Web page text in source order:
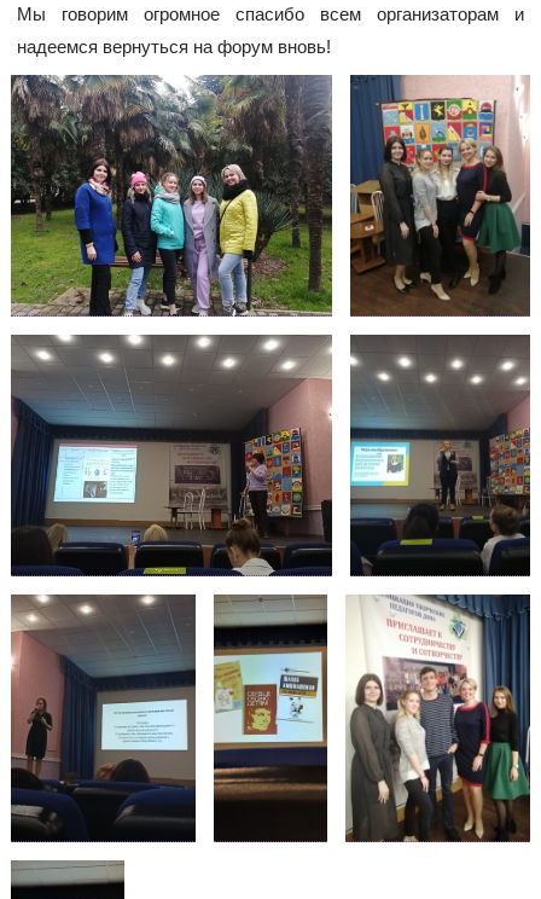
Мы говорим огромное спасибо всем организаторам и
надеемся вернуться на форум вновь!